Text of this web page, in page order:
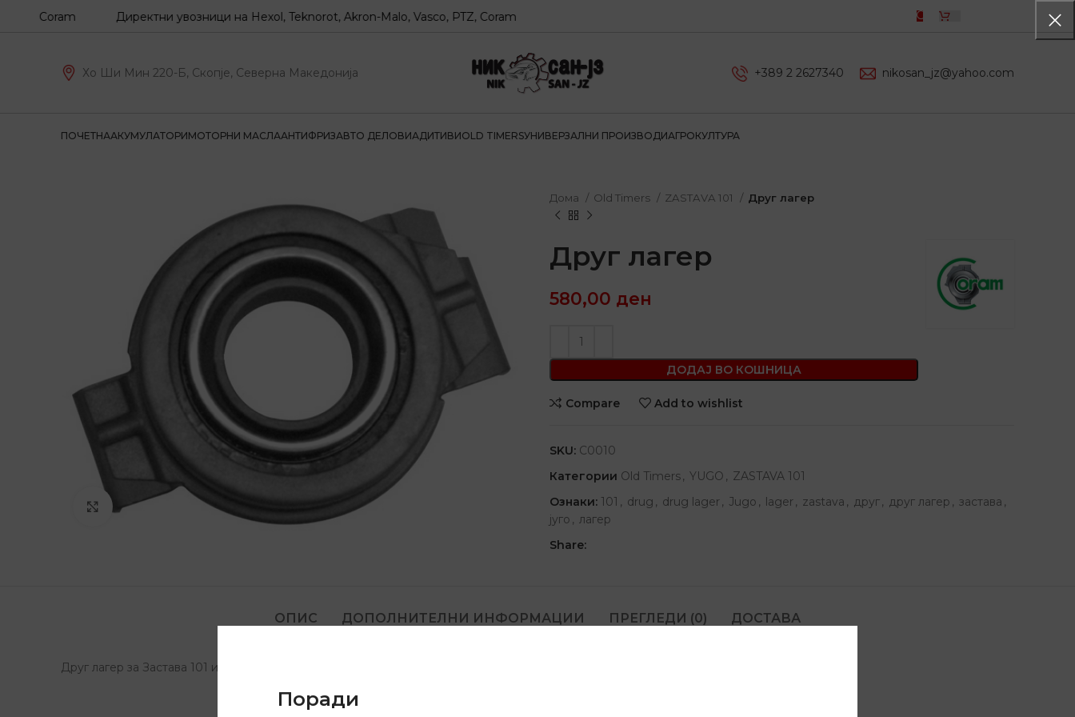
Поради
Coram Директни увозници на Hexol, Teknorot, Akron-Malo, Vasco, PTZ, Coram
Хо Ши Мин 220-Б, Скопје, Северна Македонија +389 2 2627340 nikosan_jz@yahoo.com
ПОЧЕТНААКУМУЛАТОРИМОТОРНИ МАСЛААНТИФРИЗАВТО ДЕЛОВИАДИТИВИOLD TIMERSУНИВЕРЗАЛНИ ПРОИЗВОДИАГРОКУЛТУРА
Click to enlarge
Дома Old Timers ZASTAVA 101 Друг лагер
Друг лагер
580,00 ден
ДОДАЈ ВО КОШНИЦА
Compare Add to wishlist
SKU: C0010
Категории Old Timers, YUGO , ZASTAVA 101
Ознаки: 101 , drug , drug lager, Jugo , lager, zastava , друг, друг лагер , застава ,
југо , лагер
Share:
ОПИС ДОПОЛНИТЕЛНИ ИНФОРМАЦИИ ПРЕГЛЕДИ (0) ДОСТАВА
Друг лагер за Застава 101 и Југо